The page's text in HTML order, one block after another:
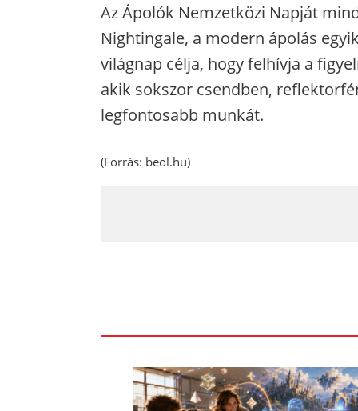
Az Ápolók Nemzetközi Napját
Nightingale, a modern ápolás
világnap célja, hogy felhívja a
akik sokszor csendben,
legfontosabb munkát.
(Forrás: beol.hu)